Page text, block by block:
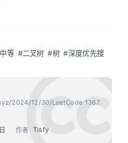
等 #二叉树 #树 #深度优先搜
2024/12/30/LeetCode 1367.
作者 Tisfy